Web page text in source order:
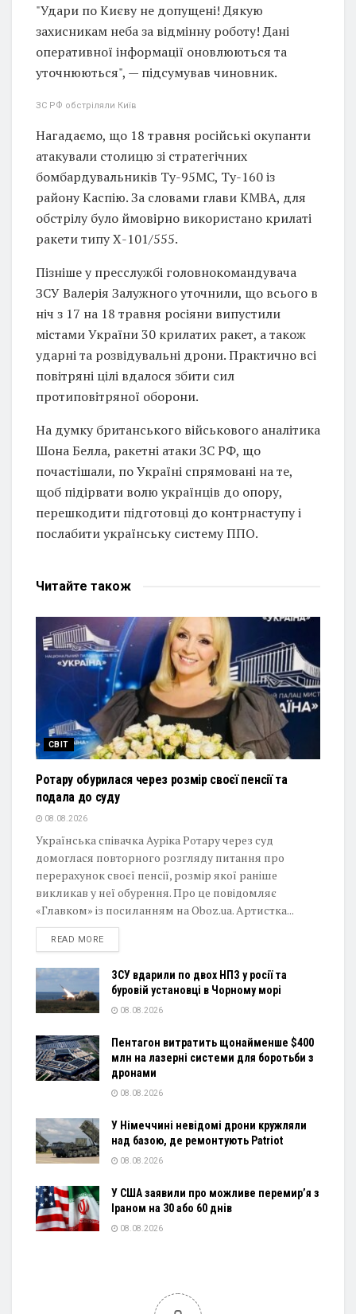
"Удари по Києву не допущені! Дякую
захисникам неба за відмінну роботу! Дані
оперативної інформації оновлюються та
уточнюються", — підсумував чиновник.
ЗС РФ обстріляли Київ
Нагадаємо, що 18 травня російські окупанти
атакували столицю зі стратегічних
бомбардувальників Ту-95МС, Ту-160 із
району Каспію. За словами глави КМВА, для
обстрілу було ймовірно використано крилаті
ракети типу Х-101/555.
Пізніше у пресслужбі головнокомандувача
ЗСУ Валерія Залужного уточнили, що всього в
ніч з 17 на 18 травня росіяни випустили
містами України 30 крилатих ракет, а також
ударні та розвідувальні дрони. Практично всі
повітряні цілі вдалося збити сил
протиповітряної оборони.
На думку британського військового аналітика
Шона Белла, ракетні атаки ЗС РФ, що
почастішали, по Україні спрямовані на те,
щоб підірвати волю українців до опору,
перешкодити підготовці до контрнаступу і
послабити українську систему ППО.
Читайте також
СВІТ
Ротару обурилася через розмір своєї пенсії та
подала до суду
08.08.2026
Українська співачка Ауріка Ротару через суд
домоглася повторного розгляду питання про
перерахунок своєї пенсії, розмір якої раніше
викликав у неї обурення. Про це повідомляє
«Главком» із посиланням на Oboz.ua. Артистка...
READ MOREDETAILS
ЗСУ вдарили по двох НПЗ у росії та
буровій установці в Чорному морі
08.08.2026
Пентагон витратить щонайменше $400
млн на лазерні системи для боротьби з
дронами
08.08.2026
У Німеччині невідомі дрони кружляли
над базою, де ремонтують Patriot
08.08.2026
У США заявили про можливе перемир’я з
Іраном на 30 або 60 днів
08.08.2026